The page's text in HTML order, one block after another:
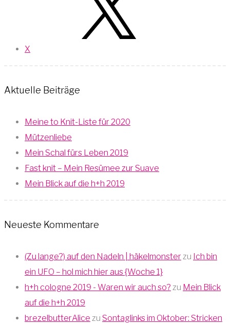
X
Aktuelle Beiträge
Meine to Knit-Liste für 2020
Mützenliebe
Mein Schal fürs Leben 2019
Fast knit – Mein Resümee zur Suave
Mein Blick auf die h+h 2019
Neueste Kommentare
(Zu lange?) auf den Nadeln | häkelmonster zu Ich bin
ein UFO – hol mich hier aus {Woche 1}
h+h cologne 2019 - Waren wir auch so? zu Mein Blick
auf die h+h 2019
brezelbutterAlice zu Sontaglinks im Oktober: Stricken